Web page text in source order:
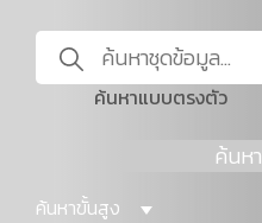
ค้นหาแบบตรงตัว
ค้นหา
ค้นหาขั้นสูง